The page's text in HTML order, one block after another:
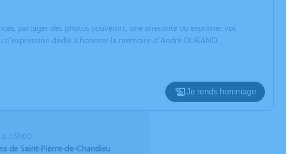
partager des photos souvenirs, une anecdote ou exprimer vos
dédié à honorer la mémoire d’André DURAND.
Je rends hommage
à 15h00
de Saint-Pierre-de-Chandieu